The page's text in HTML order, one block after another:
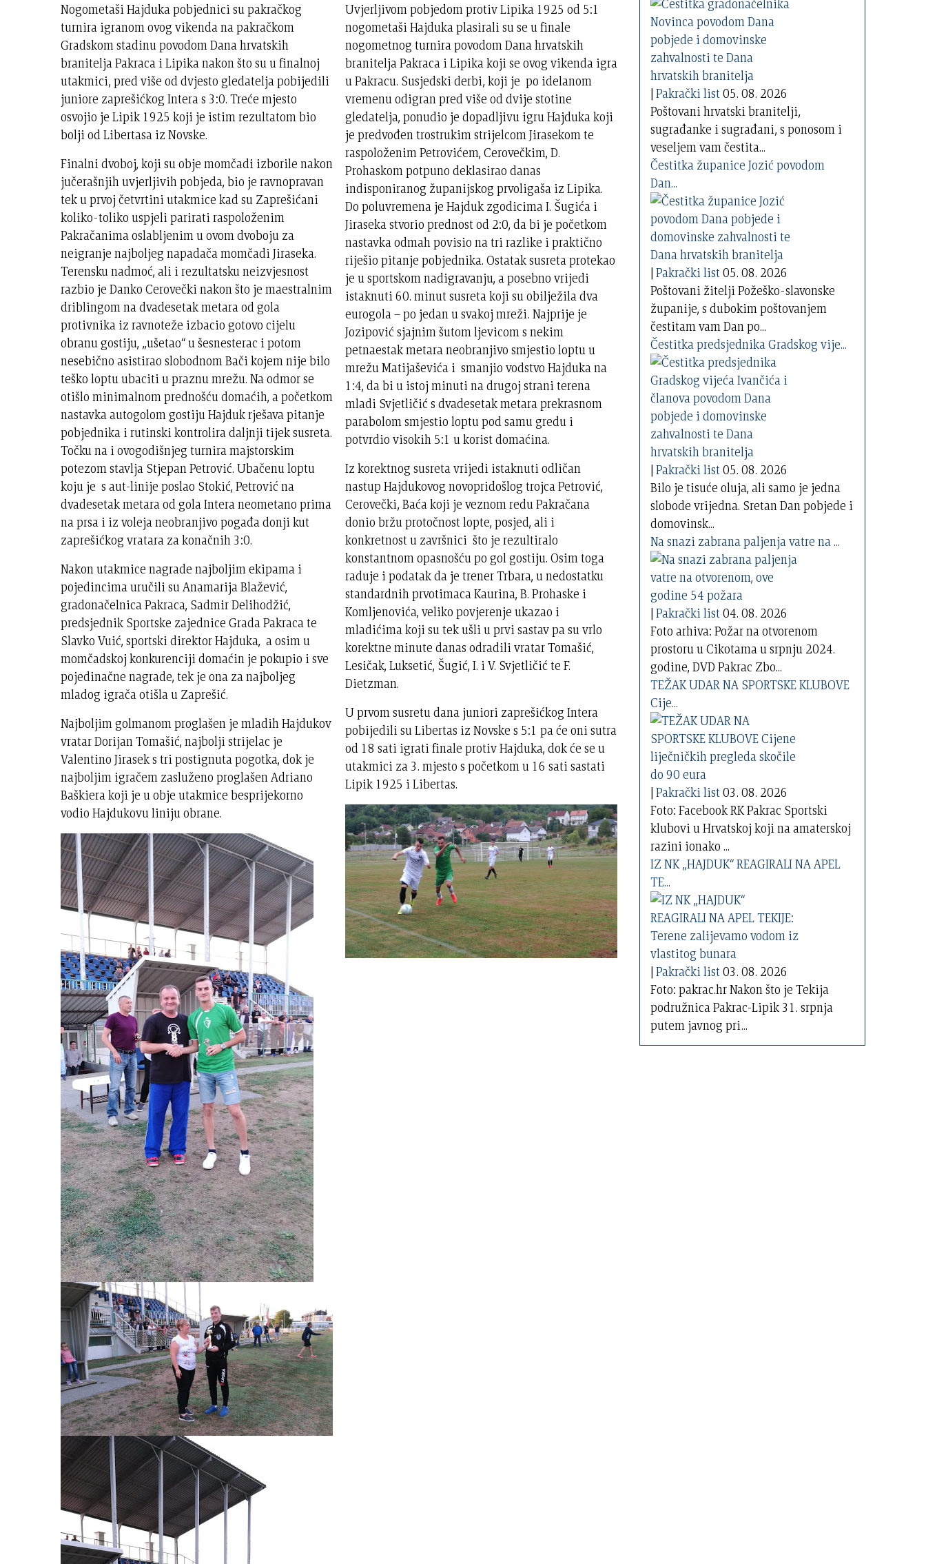
Nogometaši Hajduka pobjednici su pakračkog
turnira igranom ovog vikenda na pakračkom
Gradskom stadinu povodom Dana hrvatskih
branitelja Pakraca i Lipika nakon što su u finalnoj
utakmici, pred više od dvjesto gledatelja pobijedili
juniore zaprešićkog Intera s 3:0. Treće mjesto
osvojio je Lipik 1925 koji je istim rezultatom bio
bolji od Libertasa iz Novske.
Finalni dvoboj, koji su obje momčadi izborile nakon
jučerašnjih uvjerljivih pobjeda, bio je ravnopravan
tek u prvoj četvrtini utakmice kad su Zaprešićani
koliko-toliko uspjeli parirati raspoloženim
Pakračanima oslabljenim u ovom dvoboju za
neigranje najboljeg napadača momčadi Jiraseka.
Terensku nadmoć, ali i rezultatsku neizvjesnost
razbio je Danko Cerovečki nakon što je maestralnim
driblingom na dvadesetak metara od gola
protivnika iz ravnoteže izbacio gotovo cijelu
obranu gostiju, „ušetao“ u šesnesterac i potom
nesebično asistirao slobodnom Bači kojem nije bilo
teško loptu ubaciti u praznu mrežu. Na odmor se
otišlo minimalnom prednošću domaćih, a početkom
nastavka autogolom gostiju Hajduk rješava pitanje
pobjednika i rutinski kontrolira daljnji tijek susreta.
Točku na i ovogodišnjeg turnira majstorskim
potezom stavlja Stjepan Petrović. Ubačenu loptu
koju je s aut-linije poslao Stokić, Petrović na
dvadesetak metara od gola Intera neometano prima
na prsa i iz voleja neobranjivo pogađa donji kut
zaprešićkog vratara za konačnih 3:0.
Nakon utakmice nagrade najboljim ekipama i
pojedincima uručili su Anamarija Blažević,
gradonačelnica Pakraca, Sadmir Delihodžić,
predsjednik Sportske zajednice Grada Pakraca te
Slavko Vuić, sportski direktor Hajduka, a osim u
momčadskoj konkurenciji domaćin je pokupio i sve
pojedinačne nagrade, tek je ona za najboljeg
mladog igrača otišla u Zaprešić.
Najboljim golmanom proglašen je mladih Hajdukov
vratar Dorijan Tomašić, najbolji strijelac je
Valentino Jirasek s tri postignuta pogotka, dok je
najboljim igračem zasluženo proglašen Adriano
Baškiera koji je u obje utakmice besprijekorno
vodio Hajdukovu liniju obrane.
Uvjerljivom pobjedom protiv Lipika 1925 od 5:1
nogometaši Hajduka plasirali su se u finale
nogometnog turnira povodom Dana hrvatskih
branitelja Pakraca i Lipika koji se ovog vikenda igra
u Pakracu. Susjedski derbi, koji je po idelanom
vremenu odigran pred više od dvije stotine
gledatelja, ponudio je dopadljivu igru Hajduka koji
je predvođen trostrukim strijelcom Jirasekom te
raspoloženim Petrovićem, Cerovečkim, D.
Prohaskom potpuno deklasirao danas
indisponiranog županijskog prvoligaša iz Lipika.
Do poluvremena je Hajduk zgodicima I. Šugića i
Jiraseka stvorio prednost od 2:0, da bi je početkom
nastavka odmah povisio na tri razlike i praktično
riješio pitanje pobjednika. Ostatak susreta protekao
je u sportskom nadigravanju, a posebno vrijedi
istaknuti 60. minut susreta koji su obilježila dva
eurogola – po jedan u svakoj mreži. Najprije je
Jozipović sjajnim šutom ljevicom s nekim
petnaestak metara neobranjivo smjestio loptu u
mrežu Matijaševića i smanjio vodstvo Hajduka na
1:4, da bi u istoj minuti na drugoj strani terena
mladi Svjetličić s dvadesetak metara prekrasnom
parabolom smjestio loptu pod samu gredu i
potvrdio visokih 5:1 u korist domaćina.
Iz korektnog susreta vrijedi istaknuti odličan
nastup Hajdukovog novopridošlog trojca Petrović,
Cerovečki, Baća koji je veznom redu Pakračana
donio bržu protočnost lopte, posjed, ali i
konkretnost u završnici što je rezultiralo
konstantnom opasnošću po gol gostiju. Osim toga
raduje i podatak da je trener Trbara, u nedostatku
standardnih prvotimaca Kaurina, B. Prohaske i
Komljenovića, veliko povjerenje ukazao i
mladićima koji su tek ušli u prvi sastav pa su vrlo
korektne minute danas odradili vratar Tomašić,
Lesičak, Luksetić, Šugić, I. i V. Svjetličić te F.
Dietzman.
U prvom susretu dana juniori zaprešićkog Intera
pobijedili su Libertas iz Novske s 5:1 pa će oni sutra
od 18 sati igrati finale protiv Hajduka, dok će se u
utakmici za 3. mjesto s početkom u 16 sati sastati
Lipik 1925 i Libertas.
|Pakrački list05. 08. 2026
Poštovani hrvatski branitelji,
sugrađanke i sugrađani, s ponosom i
veseljem vam čestita...
Čestitka županice Jozić povodom
Dan...
|Pakrački list05. 08. 2026
Poštovani žitelji Požeško-slavonske
županije, s dubokim poštovanjem
čestitam vam Dan po...
Čestitka predsjednika Gradskog vije...
|Pakrački list05. 08. 2026
Bilo je tisuće oluja, ali samo je jedna
slobode vrijedna. Sretan Dan pobjede i
domovinsk...
Na snazi zabrana paljenja vatre na ...
|Pakrački list04. 08. 2026
Foto arhiva: Požar na otvorenom
prostoru u Cikotama u srpnju 2024.
godine, DVD Pakrac Zbo...
TEŽAK UDAR NA SPORTSKE KLUBOVE
Cije...
|Pakrački list03. 08. 2026
Foto: Facebook RK Pakrac Sportski
klubovi u Hrvatskoj koji na amaterskoj
razini ionako ...
IZ NK „HAJDUK“ REAGIRALI NA APEL
TE...
|Pakrački list03. 08. 2026
Foto: pakrac.hr Nakon što je Tekija
podružnica Pakrac-Lipik 31. srpnja
putem javnog pri...